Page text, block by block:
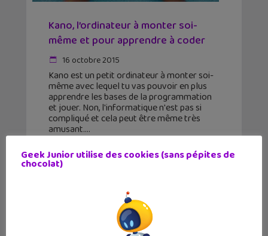
Kano, l’ordinateur à monter soi-
même et pour apprendre à coder
16 octobre 2015
Kano est un petit ordinateur à monter soi-
même avec lequel tu vas pouvoir en plus
apprendre les bases de la programmation
et jouer. Non, l'informatique n'est pas si
compliqué et cela peut être même très
amusant.
Geek Junior utilise des cookies (sans pépites de
chocolat)